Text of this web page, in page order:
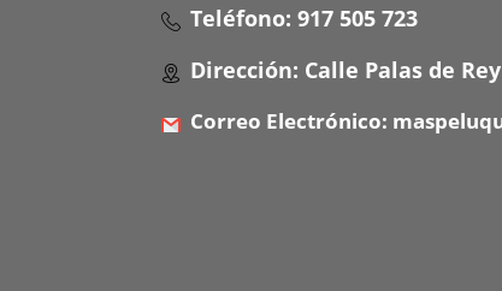
Teléfono: 917 505 723
Dirección: Calle Palas de
Correo Electrónico: